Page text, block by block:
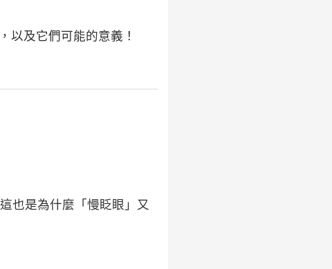
以及它們可能的意義！
也是為什麼「慢眨眼」又